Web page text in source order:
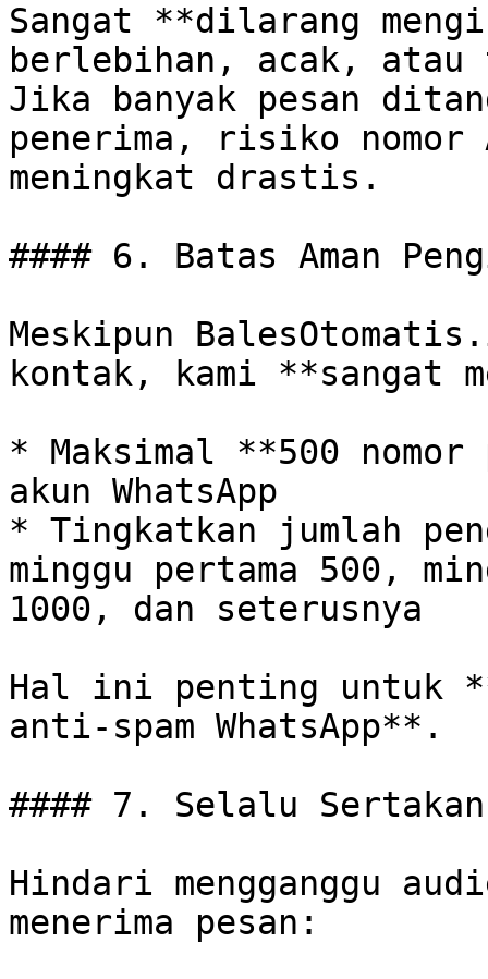
Sangat **dilarang
berlebihan, acak,
Jika banyak pesan
penerima, risiko
meningkat drastis.
#### 6. Batas Aman
Meskipun
kontak, kami **sangat
* Maksimal **500
akun WhatsApp
* Tingkatkan jumlah
minggu pertama 500,
1000, dan seterusnya
Hal ini penting untuk
anti-spam WhatsApp**.
#### 7. Selalu
Hindari mengganggu
menerima pesan: